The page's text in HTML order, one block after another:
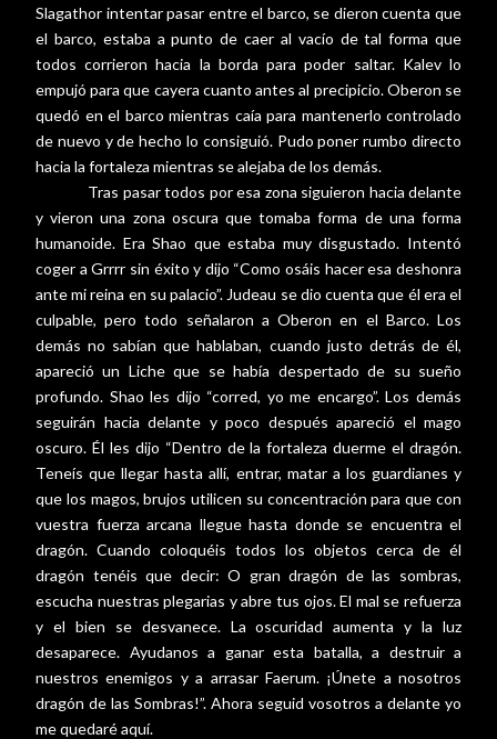
Slagathor intentar pasar entre el barco, se dieron cuenta que
el barco, estaba a punto de caer al vacío de tal forma que
todos corrieron hacia la borda para poder saltar. Kalev lo
empujó para que cayera cuanto antes al precipicio. Oberon se
quedó en el barco mientras caía para mantenerlo controlado
de nuevo y de hecho lo consiguió. Pudo poner rumbo directo
hacia la fortaleza mientras se alejaba de los demás.
Tras pasar todos por esa zona siguieron hacia delante
y vieron una zona oscura que tomaba forma de una forma
humanoide. Era Shao que estaba muy disgustado. Intentó
coger a Grrrr sin éxito y dijo “Como osáis hacer esa deshonra
ante mi reina en su palacio”. Judeau se dio cuenta que él era el
culpable, pero todo señalaron a Oberon en el Barco. Los
demás no sabían que hablaban, cuando justo detrás de él,
apareció un Liche que se había despertado de su sueño
profundo. Shao les dijo “corred, yo me encargo”. Los demás
seguirán hacia delante y poco después apareció el mago
oscuro. Él les dijo “Dentro de la fortaleza duerme el dragón.
Teneís que llegar hasta allí, entrar, matar a los guardianes y
que los magos, brujos utilicen su concentración para que con
vuestra fuerza arcana llegue hasta donde se encuentra el
dragón. Cuando coloquéis todos los objetos cerca de él
dragón tenéis que decir: O gran dragón de las sombras,
escucha nuestras plegarias y abre tus ojos. El mal se refuerza
y el bien se desvanece. La oscuridad aumenta y la luz
desaparece. Ayudanos a ganar esta batalla, a destruir a
nuestros enemigos y a arrasar Faerum. ¡Únete a nosotros
dragón de las Sombras!”. Ahora seguid vosotros a delante yo
me quedaré aquí.